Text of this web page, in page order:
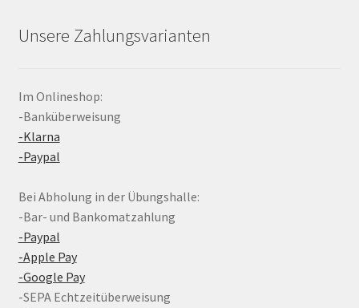
Unsere Zahlungsvarianten
Im Onlineshop:
-Banküberweisung
-Klarna
-Paypal
Bei Abholung in der Übungshalle:
-Bar- und Bankomatzahlung
-Paypal
-Apple Pay
-Google Pay
-SEPA Echtzeitüberweisung